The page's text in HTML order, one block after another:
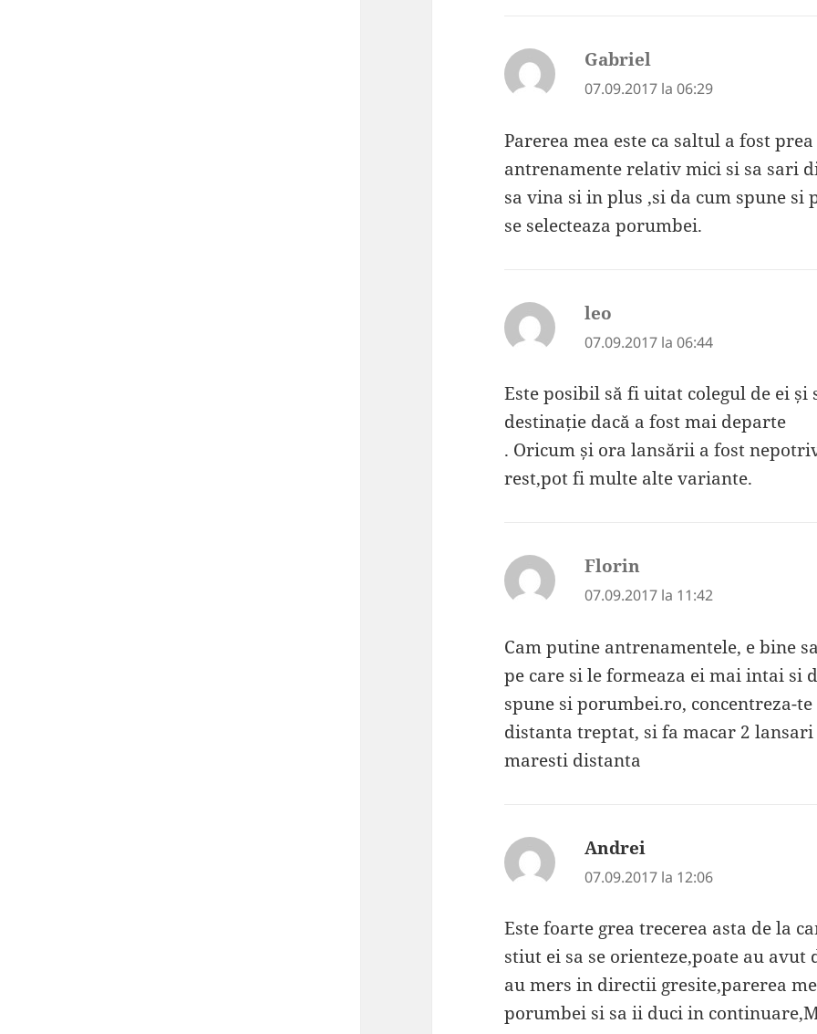
Gabriel
07.09.2017 la 06:29
Parerea mea este ca saltul a fost
antrenamente relativ mici si sa sari
sa vina si in plus ,si da cum spune si
se selecteaza porumbei.
leo
07.09.2017 la 06:44
Este posibil să fi uitat colegul de ei
destinație dacă a fost mai departe
. Oricum și ora lansării a fost
rest,pot fi multe alte variante.
Florin
07.09.2017 la 11:42
Cam putine antrenamentele, e bine
pe care si le formeaza ei mai intai si
spune si porumbei.ro, concentreza-
distanta treptat, si fa macar 2
maresti distanta
Andrei
07.09.2017 la 12:06
Este foarte grea trecerea asta de la
stiut ei sa se orienteze,poate au
au mers in directii gresite,parerea
porumbei si sa ii duci in